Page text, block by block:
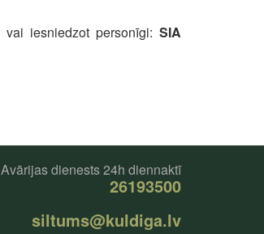
vai iesniedzot personīgi:SIA
Avārijas dienests 24h diennaktī
26193500
siltums@kuldiga.lv